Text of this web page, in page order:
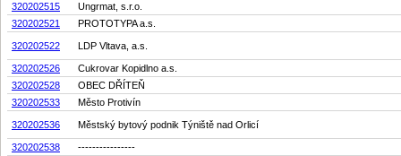
320202515
Ungrmat, s.r.o.
320202521
PROTOTYPA a.s.
320202522 LDP Vltava, a.s.
320202526
Cukrovar Kopidlno a.s.
320202528
OBEC DŘÍTEŇ
320202533
Město Protivín
320202536 Městský bytový podnik Týniště nad Orlicí
320202538
----------------